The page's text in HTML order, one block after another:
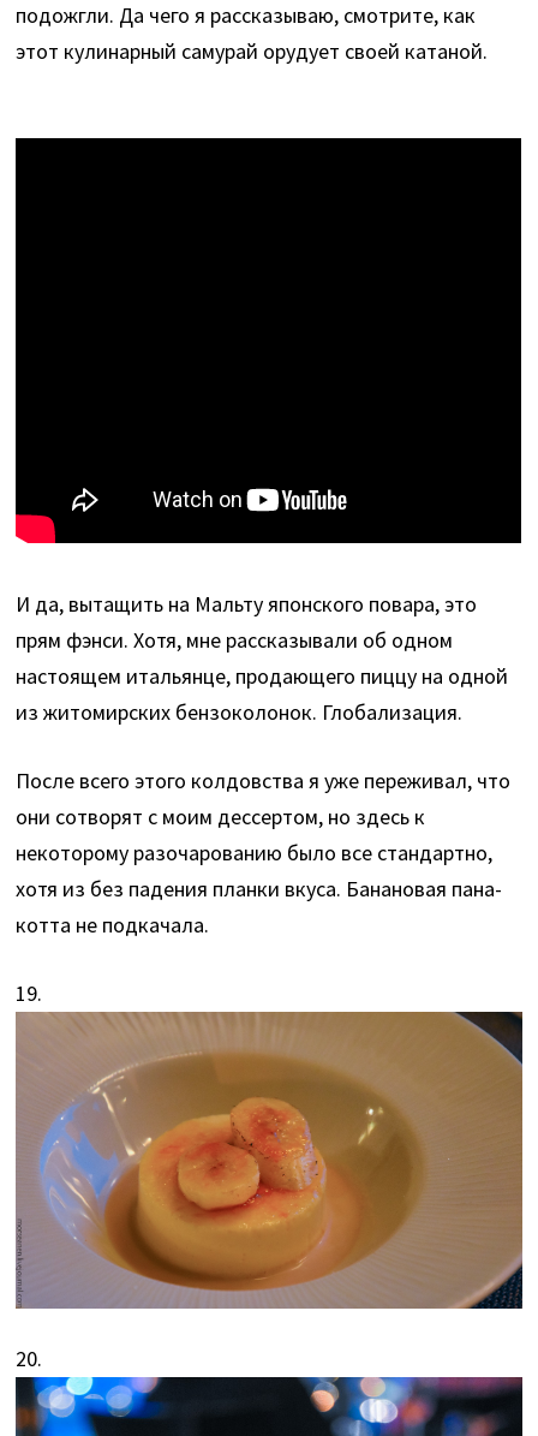
подожгли. Да чего я рассказываю, смотрите, как
этот кулинарный самурай орудует своей катаной.
И да, вытащить на Мальту японского повара, это
прям фэнси. Хотя, мне рассказывали об одном
настоящем итальянце, продающего пиццу на одной
из житомирских бензоколонок. Глобализация.
После всего этого колдовства я уже переживал, что
они сотворят с моим дессертом, но здесь к
некоторому разочарованию было все стандартно,
хотя из без падения планки вкуса. Банановая пана-
котта не подкачала.
19.
20.